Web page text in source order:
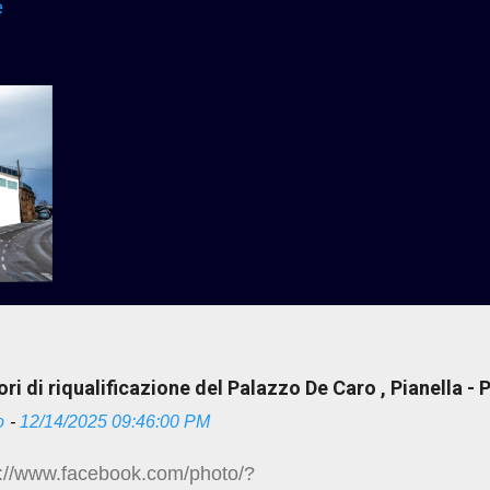
di riqualificazione del Palazzo De Caro , Pianella -
- 12/14/2025 09:46:00 PM
www.facebook.com/photo/?